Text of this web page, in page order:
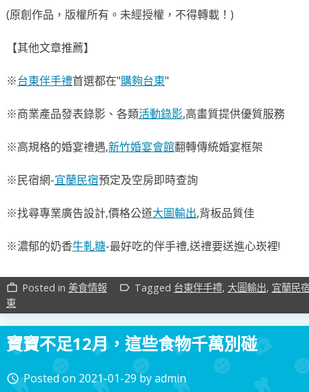
(原創作品，版權所有。未經授權，不得轉載！)
【其他文章推薦】
※台東伴手禮首選都在"購夠台東"
※商業產品發表錄影、各類活動錄影,高畫質提供優質服務
※高規格的婚宴禮遇,新竹婚宴會館翻轉傳統婚宴框架
※民宿網-宜蘭民宿預定及空房即時查詢
※找尋專業廣告設計,價格公道大圖輸出,背板品質佳
※濃郁的奶香牛軋糖-最好吃的伴手禮,送禮要送進心崁裡!
work_outline Posted in 美食情報 label_outline Tagged 台東伴手禮, 大圖輸出, 宜蘭民
東
寶寶不足12月，這些食物千萬別碰
access_time Posted on 2021-01-29byadmin